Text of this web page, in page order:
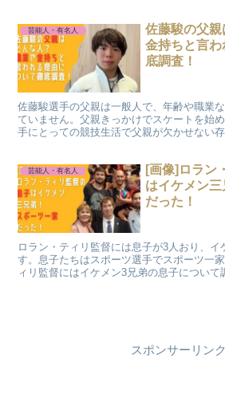
芸能人・有名人
佐藤駿の父
金持ちと言
底調査！
佐藤駿選手の父親は一般人で、年齢や職業
ていません。父親きっかけでスケートを始
手にとっての競技生活で父親が欠かせない
芸能人・有名人
[画像]ロラン
はイケメン
だった！
ロラン・ティリ監督には息子が3人おり、イ
す。息子たちはスポーツ選手でスポーツ一
ィリ監督にはイケメン3兄弟の息子について
スポンサーリンク